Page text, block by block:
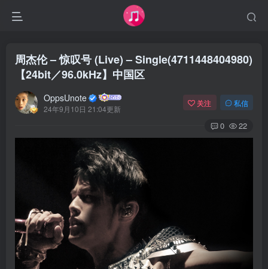
周杰伦 – 惊叹号 (Live) – Single(4711448404980)
【24bit／96.0kHz】中国区
OppsUnote
24年9月10日 21:04更新
关注 私信
0 22